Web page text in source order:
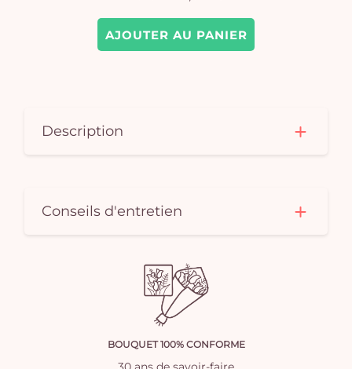
AJOUTER AU PANIER
Description
Conseils d'entretien
BOUQUET 100% CONFORME